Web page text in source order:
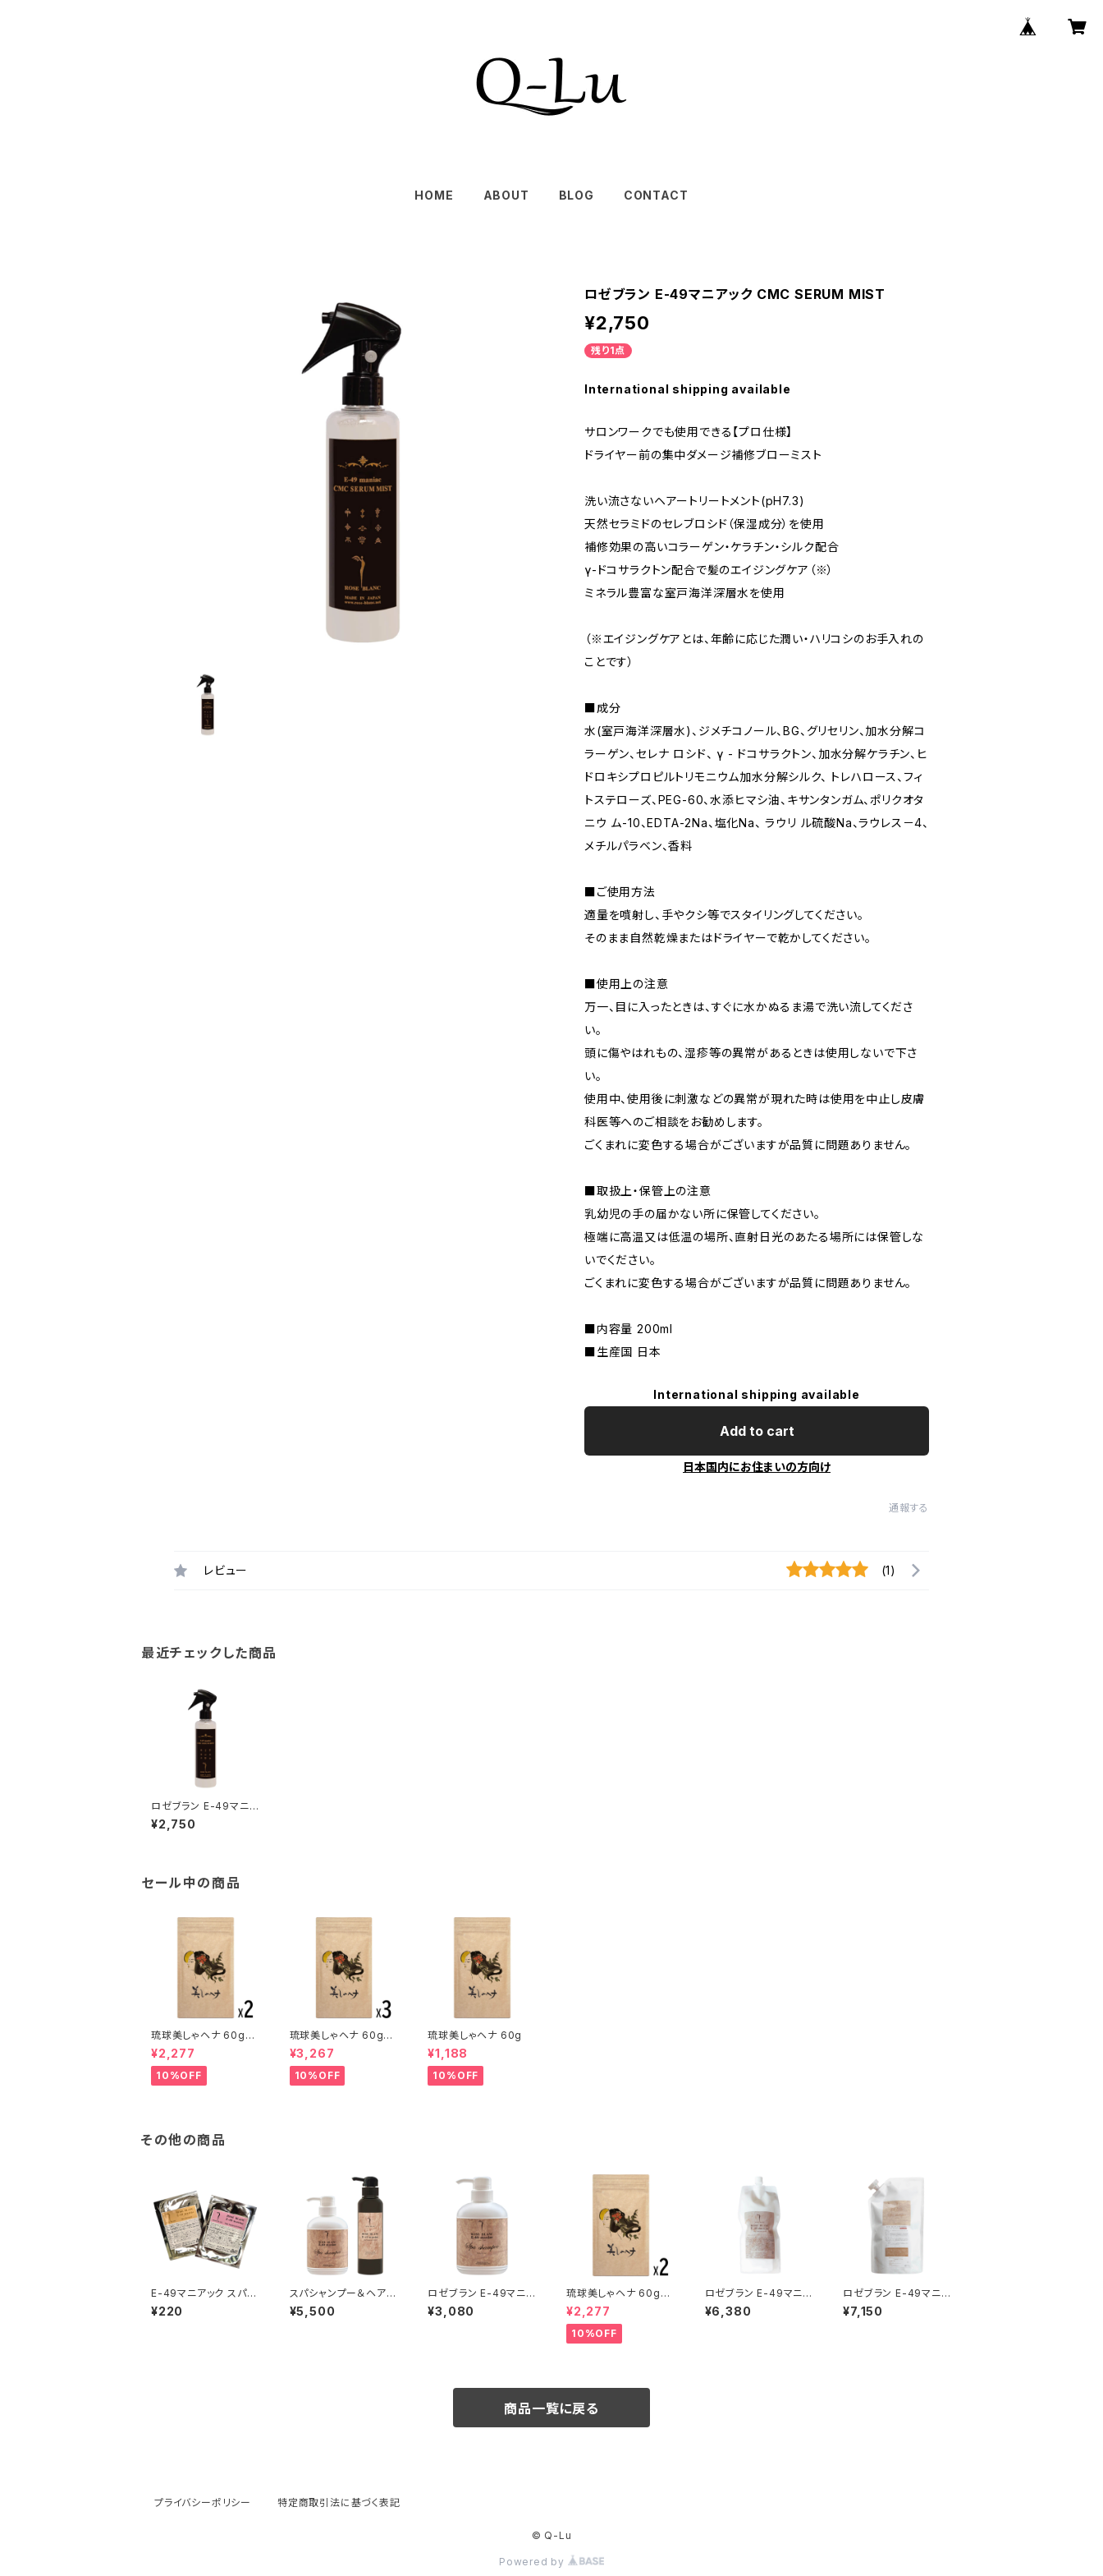
HOME ABOUT BLOG CONTACT
ロゼブラン E-49マニアック CMC SERUM MIST
¥2,750
残り1点
International shipping available
サロンワークでも使用できる【プロ仕様】
ドライヤー前の集中ダメージ補修ブローミスト
洗い流さないヘアートリートメント(pH7.3)
天然セラミドのセレブロシド（保湿成分）を使用
補修効果の高いコラーゲン・ケラチン・シルク配合
γ-ドコサラクトン配合で髪のエイジングケア（※）
ミネラル豊富な室戸海洋深層水を使用
（※エイジングケアとは、年齢に応じた潤い・ハリコシのお手入れの
ことです）
■成分
水(室戸海洋深層水)、ジメチコノール、BG、グリセリン、加水分解コ
ラーゲン、セレナ ロシド、 γ - ドコサラクトン、加水分解ケラチン、ヒ
ドロキシプロピルトリモニウム加水分解シルク、 トレハロース、フィ
トステローズ、PEG-60、水添ヒマシ油、キサンタンガム、ポリクオタ
ニウ ム-10、EDTA-2Na、塩化Na、 ラウリ ル硫酸Na、ラウレス－4、
メチルパラベン、香料
■ご使用方法
適量を噴射し、手やクシ等でスタイリングしてください。
そのまま自然乾燥またはドライヤーで乾かしてください。
■使用上の注意
万一、目に入ったときは、すぐに水かぬるま湯で洗い流してくださ
い。
頭に傷やはれもの、湿疹等の異常があるときは使用しないで下さ
い。
使用中、使用後に刺激などの異常が現れた時は使用を中止し皮膚
科医等へのご相談をお勧めします。
ごくまれに変色する場合がございますが品質に問題ありません。
■取扱上・保管上の注意
乳幼児の手の届かない所に保管してください。
極端に高温又は低温の場所、直射日光のあたる場所には保管しな
いでください。
ごくまれに変色する場合がございますが品質に問題ありません。
■内容量 200ml
■生産国 日本
International shipping available
Add to cart
日本国内にお住まいの方向け
通報する
レビュー (1)
最近チェックした商品
ロゼブラン E-49マニア
ック CMC SERUM MI
ST
¥2,750
セール中の商品
琉球美しゃヘナ 60g（2
個セット）
¥2,277
10%OFF
琉球美しゃヘナ 60g（3
個セット）
¥3,267
10%OFF
琉球美しゃヘナ 60g
¥1,188
10%OFF
その他の商品
E-49マニアック スパシ
ャンプー＆ヘアートリー
トメント お試しセット
¥220
スパシャンプー＆ヘアト
リートメントホーム
¥5,500
ロゼブラン E-49マニア
ック スパシャンプー
¥3,080
琉球美しゃヘナ 60g（2
個セット）
¥2,277
10%OFF
ロゼブラン E-49マニア
ック ヘアトリートメント
ホーム 1000g 詰め替
¥6,380
ロゼブラン E-49マニア
ック スパシャンプー 10
00ml 詰め替えレフィル
¥7,150
商品一覧に戻る
プライバシーポリシー 特定商取引法に基づく表記
© Q-Lu
Powered by